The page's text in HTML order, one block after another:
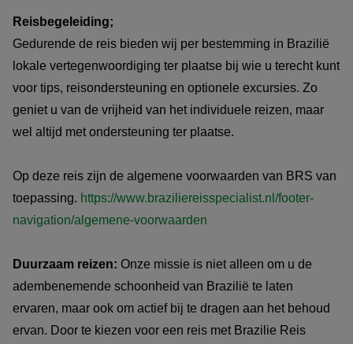
Reisbegeleiding;
Gedurende de reis bieden wij per bestemming in Brazilië
lokale vertegenwoordiging ter plaatse bij wie u terecht kunt
voor tips, reisondersteuning en optionele excursies. Zo
geniet u van de vrijheid van het individuele reizen, maar
wel altijd met ondersteuning ter plaatse.
Op deze reis zijn de algemene voorwaarden van BRS van
toepassing. https://www.braziliereisspecialist.nl/footer-
navigation/algemene-voorwaarden
Duurzaam reizen: Onze missie is niet alleen om u de
adembenemende schoonheid van Brazilië te laten
ervaren, maar ook om actief bij te dragen aan het behoud
ervan. Door te kiezen voor een reis met Brazilie Reis